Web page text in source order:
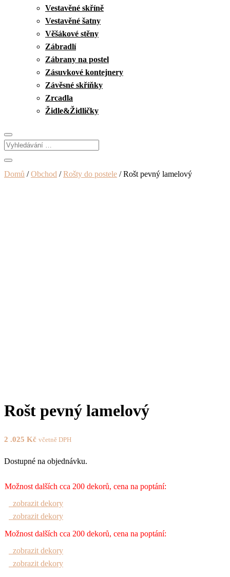
Vestavěné skříně
Vestavěné šatny
Věšákové stěny
Zábradlí
Zábrany na postel
Zásuvkové kontejnery
Závěsné skříňky
Zrcadla
Židle&Židličky
Domů /Obchod /Rošty do postele / Rošt pevný lamelový
Rošt pevný lamelový
2 .025 Kč včetně DPH
Dostupné na objednávku.
Možnost dalších cca 200 dekorů, cena na poptání:
zobrazit dekory
zobrazit dekory
Možnost dalších cca 200 dekorů, cena na poptání:
zobrazit dekory
zobrazit dekory